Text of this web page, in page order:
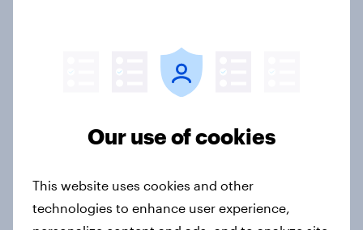
How Priority Partnerships turned
Case study
How Ogilvy helped Zurich
Our use of cookies
This website uses cookies and other
technologies to enhance user experience,